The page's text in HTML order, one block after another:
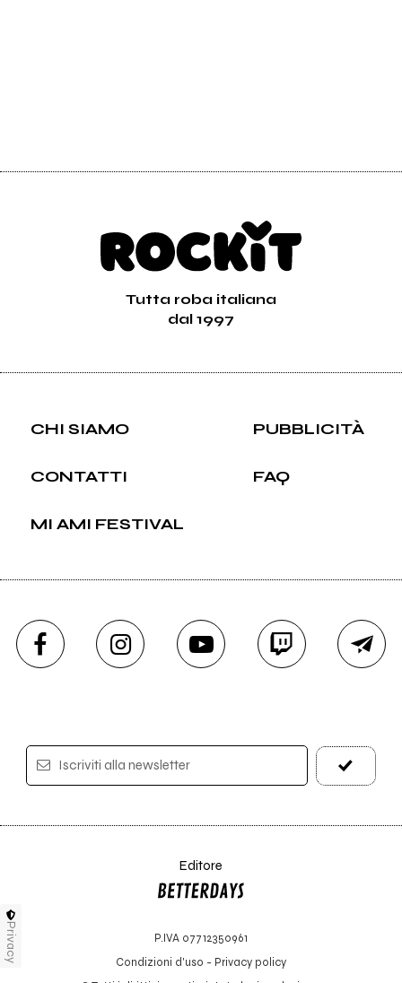
Tutta roba italiana
dal 1997
CHI SIAMO PUBBLICITÀ
CONTATTI FAQ
MI AMI FESTIVAL
Iscriviti alla newsletter
Editore
P.IVA 07712350961
Condizioni d'uso - Privacy policy
Privacy